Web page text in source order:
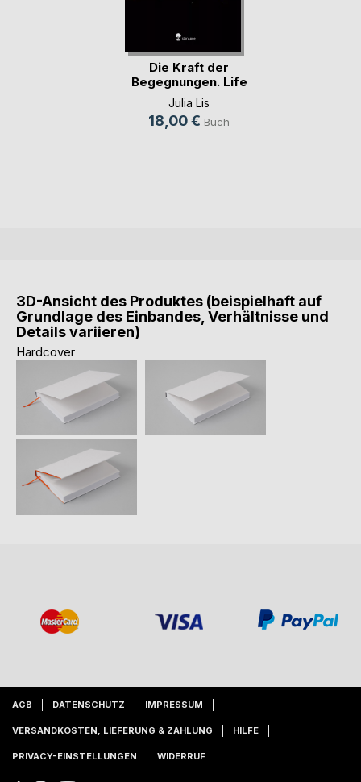
Die Kraft der
Begegnungen. Life
is(...)
Julia Lis
18,00 € Buch
3D-Ansicht des Produktes (beispielhaft auf
Grundlage des Einbandes, Verhältnisse und
Details variieren)
Hardcover
AGB DATENSCHUTZ IMPRESSUM
VERSANDKOSTEN, LIEFERUNG & ZAHLUNG HILFE
PRIVACY-EINSTELLUNGEN WIDERRUF